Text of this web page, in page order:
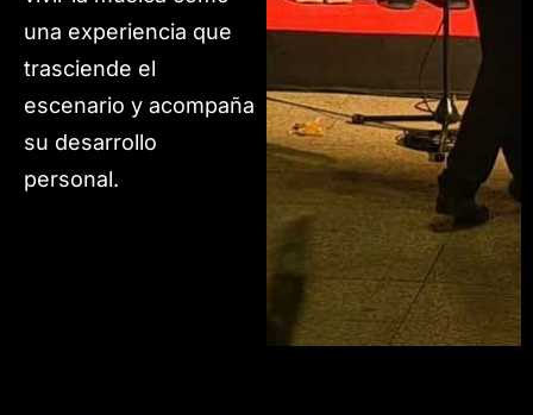
una experiencia que
trasciende el
escenario y acompaña
su desarrollo
personal.